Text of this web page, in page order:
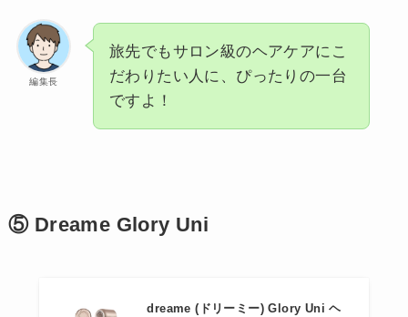
編集長
旅先でもサロン級のヘアケアにこ
だわりたい人に、ぴったりの一台
ですよ！
⑤ Dreame Glory Uni
dreame (ドリーミー) Glory Uni ヘ